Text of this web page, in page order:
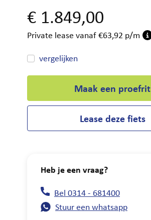
€ 1.849,00
Private lease vanaf €63,92 p/m
vergelijken
Maak een proefrit
Lease deze fiets
Heb je een vraag?
Bel 0314 - 681400
Stuur een whatsapp